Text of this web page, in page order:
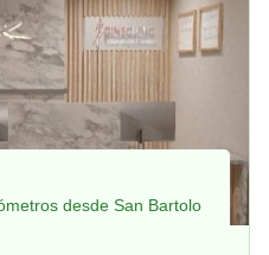
desde San Bartolo